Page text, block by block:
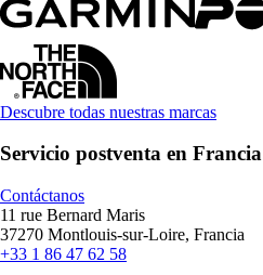
Descubre todas nuestras marcas
Servicio postventa en Francia
Contáctanos
11 rue Bernard Maris
37270 Montlouis-sur-Loire, Francia
+33 1 86 47 62 58